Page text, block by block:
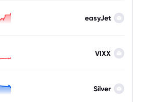
easyJet
VIXX
Silver